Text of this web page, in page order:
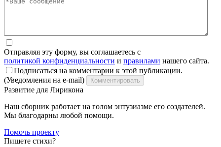
Отправляя эту форму, вы соглашаетесь с
политикой конфиденциальности и правилами нашего сайта.
Подписаться на комментарии к этой публикации.
(Уведомления на e-mail)
Комментировать
Развитие для Лирикона
Наш сборник работает на голом энтузиазме его создателей.
Мы благодарны любой помощи.
Помочь проекту
Пишете стихи?